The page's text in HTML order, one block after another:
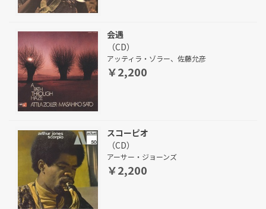
会遇
（CD）
アッティラ・ゾラー、佐藤允彦
￥2,200
スコーピオ
（CD）
アーサー・ジョーンズ
￥2,200